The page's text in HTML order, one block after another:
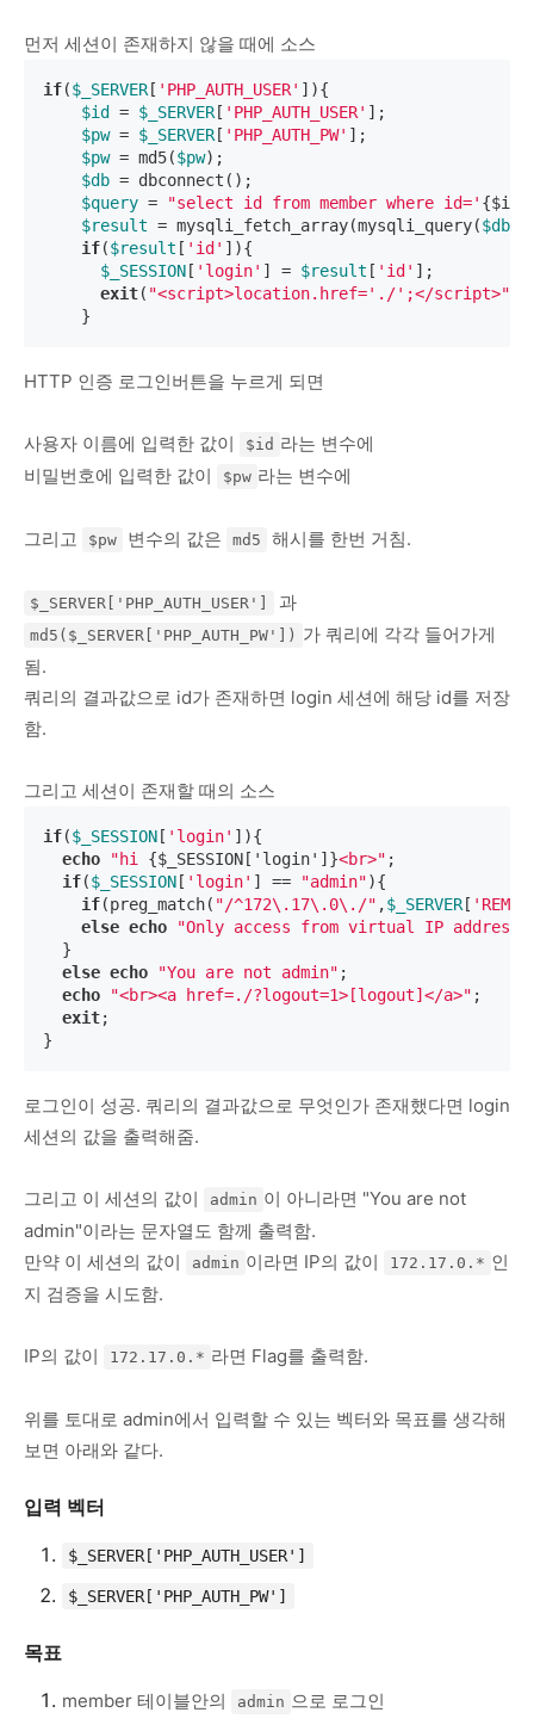
먼저 세션이 존재하지 않을 때에 소스
if($_SERVER [ 'PHP_AUTH_USER' ]){
$id
= $_SERVER [ 'PHP_AUTH_USER' ];
$pw = $_SERVER [ 'PHP_AUTH_PW' ];
$pw = md5($pw);
$db = dbconnect();
$query = "select id from member where id=' {$id}
$result = mysqli_fetch_array(mysqli_query($db
if($result [ 'id' ]){
$_SESSION [ 'login' ] = $result [ 'id' ];
exit( "<script>location.href='./';</script>"
    }
HTTP 인증 로그인버튼을 누르게 되면
사용자 이름에 입력한 값이 $id 라는 변수에
비밀번호에 입력한 값이
$pw 라는 변수에
그리고 $pw 변수의 값은 md5 해시를 한번 거침.
$_SERVER['PHP_AUTH_USER'] 과
md5($_SERVER['PHP_AUTH_PW']) 가 쿼리에 각각 들어가게
됨.
쿼리의 결과값으로 id가 존재하면 login 세션에 해당 id를 저장
함.
그리고 세션이 존재할 때의 소스
if($_SESSION [ 'login' ]){
echo
"hi {$_SESSION['login']}<br>" ;
if($_SESSION [ 'login' ] == "admin"){
if(preg_match( "/^172\.17\.0\./" ,$_SERVER [
else echo "Only access from virtual IP address"
  }
else echo "You are not admin" ;
echo
"<br><a href=./?logout=1>[logout]</a>" ;
exit;
}
로그인이 성공. 쿼리의 결과값으로 무엇인가 존재했다면 login
세션의 값을 출력해줌.
그리고 이 세션의 값이 admin 이 아니라면 "You are not
admin"이라는 문자열도 함께 출력함.
만약 이 세션의 값이
admin 이라면 IP의 값이 172.17.0.* 인
지 검증을 시도함.
IP의 값이 172.17.0.* 라면 Flag를 출력함.
위를 토대로 admin에서 입력할 수 있는 벡터와 목표를 생각해
보면 아래와 같다.
입력 벡터
$_SERVER['PHP_AUTH_USER']
$_SERVER['PHP_AUTH_PW']
목표
member 테이블안의 admin 으로 로그인